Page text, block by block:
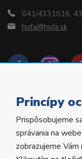
041/4331016,
hufa@hufa.sk
Copyright ©
Princípy
Prispôsobujeme
správania na
zobrazujeme